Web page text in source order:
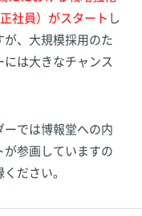
社員）がスタート し
、大規模採用のた
は大きなチャンス
では博報堂への内
参画していますの
ださい。